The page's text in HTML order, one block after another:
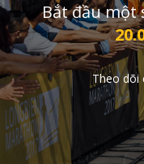
Bắt đầu một
Theo dõi